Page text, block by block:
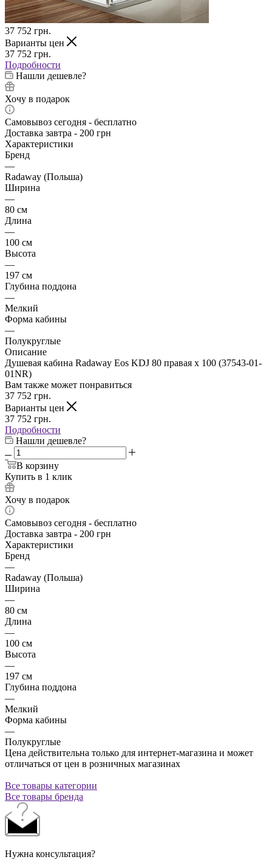
37 752 грн.
Варианты цен
37 752 грн.
Подробности
Нашли дешевле?
Хочу в подарок
Самовывоз сегодня - бесплатно
Доставка завтра - 200 грн
Характеристики
Бренд
—
Radaway (Польша)
Ширина
—
80 см
Длина
—
100 см
Высота
—
197 см
Глубина поддона
—
Мелкий
Форма кабины
—
Полукруглые
Описание
Душевая кабина Radaway Eos KDJ 80 правая x 100 (37543-01-
01NR)
Вам также может понравиться
37 752 грн.
Варианты цен
37 752 грн.
Подробности
Нашли дешевле?
В корзину
Купить в 1 клик
Хочу в подарок
Самовывоз сегодня - бесплатно
Доставка завтра - 200 грн
Характеристики
Бренд
—
Radaway (Польша)
Ширина
—
80 см
Длина
—
100 см
Высота
—
197 см
Глубина поддона
—
Мелкий
Форма кабины
—
Полукруглые
Цена действительна только для интернет-магазина и может
отличаться от цен в розничных магазинах
Все товары категории
Все товары бренда
Нужна консультация?